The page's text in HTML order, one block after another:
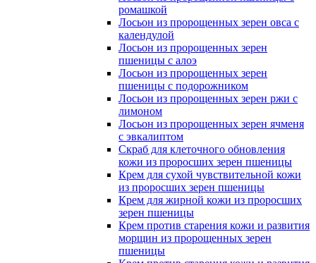
ромашкой
Лосьон из пророщенных зерен овса с
календулой
Лосьон из пророщенных зерен
пшеницы с алоэ
Лосьон из пророщенных зерен
пшеницы с подорожником
Лосьон из пророщенных зерен ржи с
лимоном
Лосьон из пророщенных зерен ячменя
с эвкалиптом
Скраб для клеточного обновления
кожи из проросших зерен пшеницы
Крем для сухой чувствительной кожи
из проросших зерен пшеницы
Крем для жирной кожи из проросших
зерен пшеницы
Крем против старения кожи и развития
морщин из пророщенных зерен
пшеницы